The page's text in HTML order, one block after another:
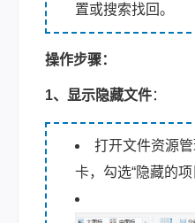
置或搜索找回。
操作步骤：
1、显示隐藏文件：
打开文件资源管
卡，勾选“隐藏的项